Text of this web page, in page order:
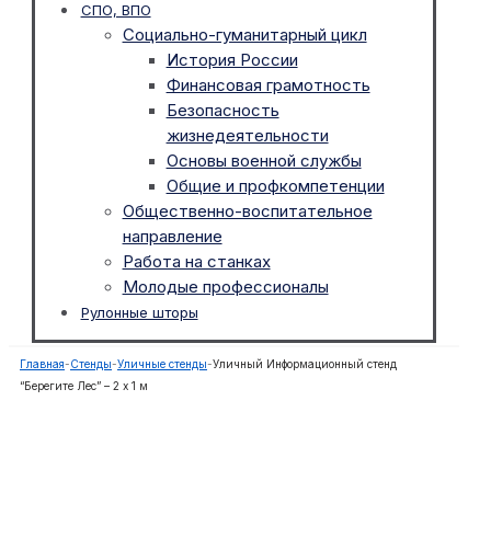
СПО, ВПО
Социально-гуманитарный цикл
История России
Финансовая грамотность
Безопасность
жизнедеятельности
Основы военной службы
Общие и профкомпетенции
Общественно-воспитательное
направление
Работа на станках
Молодые профессионалы
Рулонные шторы
Главная-Стенды-Уличные стенды-Уличный Информационный стенд
“Берегите Лес” – 2 х 1 м